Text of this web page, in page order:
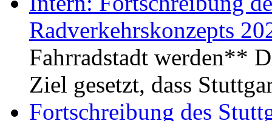
Radverkehrskonzepts
Fahrradstadt werden**
Ziel gesetzt, dass
Fortschreibung des